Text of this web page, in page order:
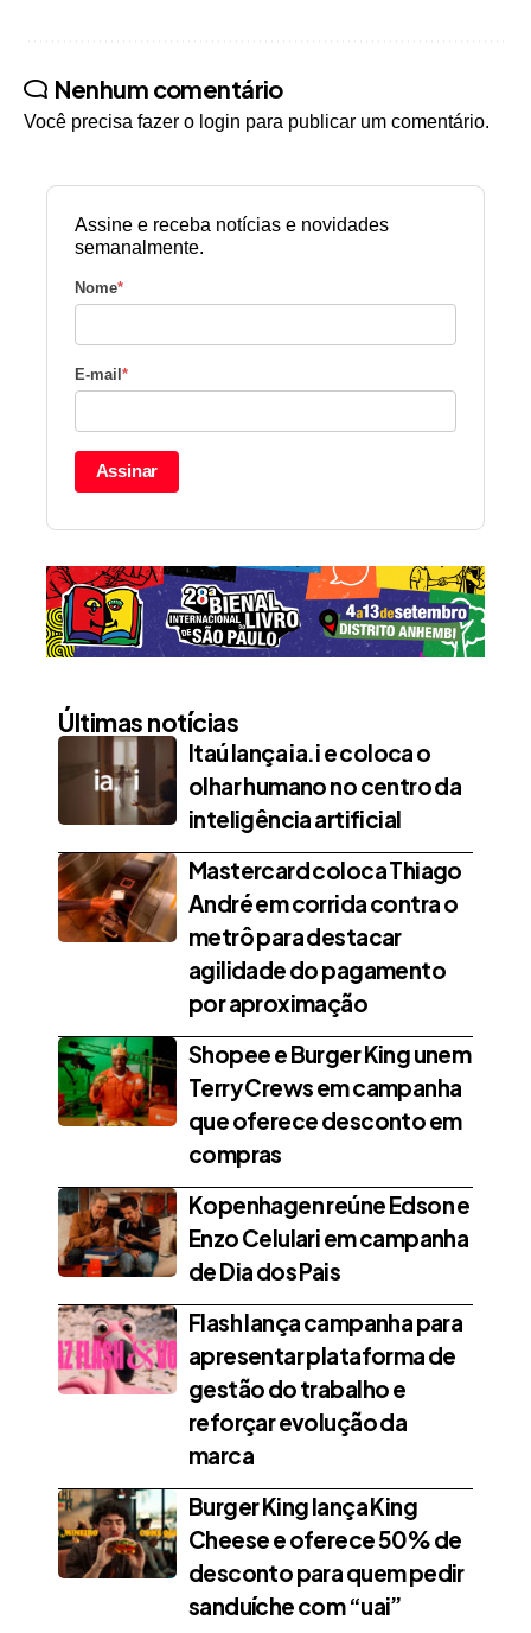
Nenhum comentário
Você precisa fazer o login para publicar um comentário.
Assine e receba notícias e novidades
semanalmente.
Nome*
E-mail *
Assinar
Últimas notícias
Itaú lança ia.i e coloca o
olhar humano no centro da
inteligência artificial
Mastercard coloca Thiago
André em corrida contra o
metrô para destacar
agilidade do pagamento
por aproximação
Shopee e Burger King unem
Terry Crews em campanha
que oferece desconto em
compras
Kopenhagen reúne Edson e
Enzo Celulari em campanha
de Dia dos Pais
Flash lança campanha para
apresentar plataforma de
gestão do trabalho e
reforçar evolução da
marca
Burger King lança King
Cheese e oferece 50% de
desconto para quem pedir
sanduíche com “uai”